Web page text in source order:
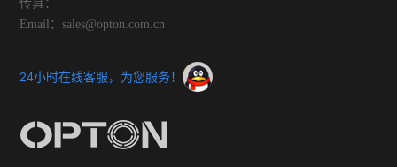
传真：
Email：sales@opton.com.cn
24小时在线客服，为您服务！